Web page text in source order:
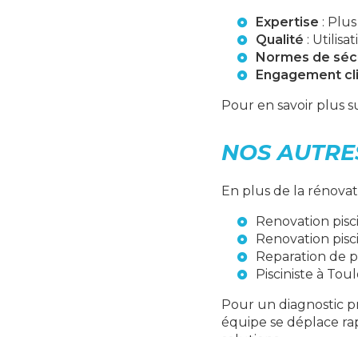
Expertise :
Qualité :
Normes de
Engagement
Pour en savoir plus
NOS
En plus de la
Renovation
Renovation
Reparation de
Pisciniste à
Pour un diagnostic
équipe se déplace